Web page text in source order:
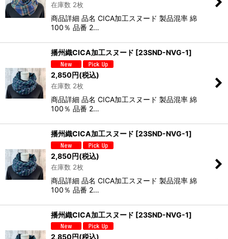
在庫数 2枚
商品詳細 品名 CICA加工スヌード 製品混率 綿
100％ 品番 2…
播州織CICA加工スヌード [23SND-NVG-1]
2,850円(税込)
在庫数 2枚
商品詳細 品名 CICA加工スヌード 製品混率 綿
100％ 品番 2…
播州織CICA加工スヌード [23SND-NVG-1]
2,850円(税込)
在庫数 2枚
商品詳細 品名 CICA加工スヌード 製品混率 綿
100％ 品番 2…
播州織CICA加工スヌード [23SND-NVG-1]
2,850 円(税込)